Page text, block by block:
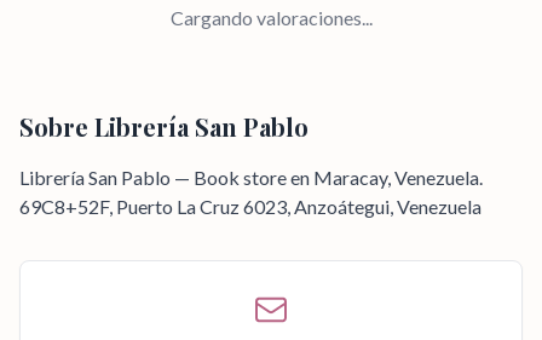
Cargando valoraciones...
Sobre Librería San Pablo
Librería San Pablo — Book store en Maracay, Venezuela.
69C8+52F, Puerto La Cruz 6023, Anzoátegui, Venezuela